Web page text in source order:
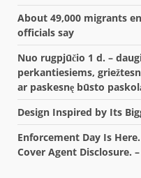
About 49,000 migrants
officials say
Nuo rugpjūčio 1 d. –
perkantiesiems,
ar paskesnę būsto
Design Inspired by Its
Enforcement Day Is
Cover Agent Disclosure.